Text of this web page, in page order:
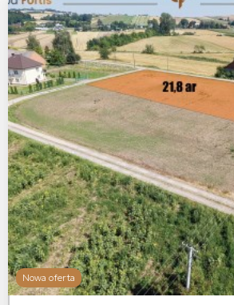
ulubionych
Nowa oferta